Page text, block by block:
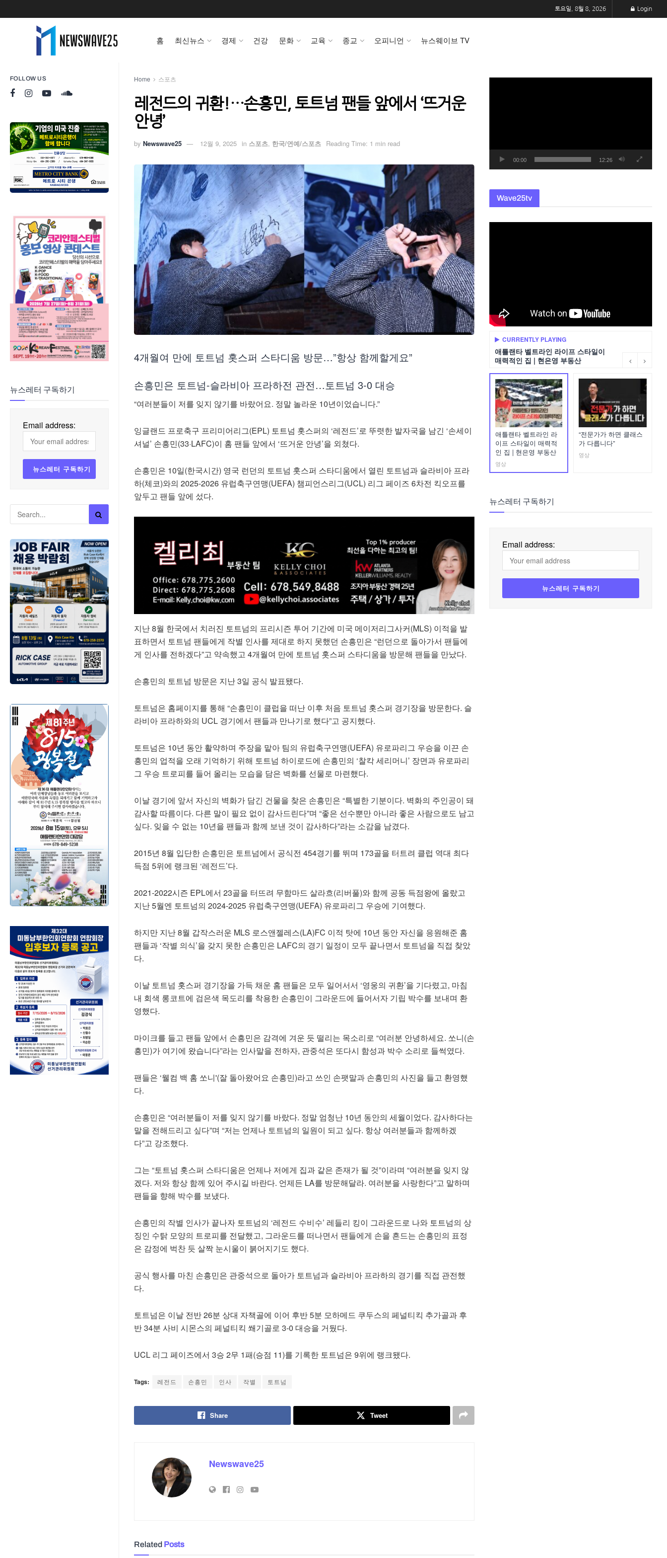
FOLLOW US
뉴스레터 구독하기
Email address:
토요일, 8월 8, 2026 Login
홈 최신뉴스 경제 건강 문화 교육 종교 오피니언 뉴스웨이브 TV
Home 스포츠
레전드의 귀환!…손흥민, 토트넘 팬들 앞에서 ‘뜨거운
안녕’
by Newswave25 12월 9, 2025 in 스포츠, 한국/연예/스포츠 Reading Time: 1 min read
4개월여 만에 토트넘 홋스퍼 스타디움 방문…”항상 함께할게요”
손흥민은 토트넘-슬라비아 프라하전 관전…토트넘 3-0 대승
“여러분들이 저를 잊지 않기를 바랐어요. 정말 놀라운 10년이었습니다.”
잉글랜드 프로축구 프리미어리그(EPL) 토트넘 홋스퍼의 ‘레전드’로 뚜렷한 발자국을 남긴 ‘손세이
셔널’ 손흥민(33·LAFC)이 홈 팬들 앞에서 ‘뜨거운 안녕’을 외쳤다.
손흥민은 10일(한국시간) 영국 런던의 토트넘 홋스퍼 스타디움에서 열린 토트넘과 슬라비아 프라
하(체코)와의 2025-2026 유럽축구연맹(UEFA) 챔피언스리그(UCL) 리그 페이즈 6차전 킥오프를
앞두고 팬들 앞에 섰다.
지난 8월 한국에서 치러진 토트넘의 프리시즌 투어 기간에 미국 메이저리그사커(MLS) 이적을 발
표하면서 토트넘 팬들에게 작별 인사를 제대로 하지 못했던 손흥민은 “런던으로 돌아가서 팬들에
게 인사를 전하겠다”고 약속했고 4개월여 만에 토트넘 홋스퍼 스타디움을 방문해 팬들을 만났다.
손흥민의 토트넘 방문은 지난 3일 공식 발표됐다.
토트넘은 홈페이지를 통해 “손흥민이 클럽을 떠난 이후 처음 토트넘 홋스퍼 경기장을 방문한다. 슬
라비아 프라하와의 UCL 경기에서 팬들과 만나기로 했다”고 공지했다.
토트넘은 10년 동안 활약하며 주장을 맡아 팀의 유럽축구연맹(UEFA) 유로파리그 우승을 이끈 손
흥민의 업적을 오래 기억하기 위해 토트넘 하이로드에 손흥민의 ‘찰칵 세리머니’ 장면과 유로파리
그 우승 트로피를 들어 올리는 모습을 담은 벽화를 선물로 마련했다.
이날 경기에 앞서 자신의 벽화가 담긴 건물을 찾은 손흥민은 “특별한 기분이다. 벽화의 주인공이 돼
감사할 따름이다. 다른 말이 필요 없이 감사드린다”며 “좋은 선수뿐만 아니라 좋은 사람으로도 남고
싶다. 잊을 수 없는 10년을 팬들과 함께 보낸 것이 감사하다”라는 소감을 남겼다.
2015년 8월 입단한 손흥민은 토트넘에서 공식전 454경기를 뛰며 173골을 터트려 클럽 역대 최다
득점 5위에 랭크된 ‘레전드’다.
2021-2022시즌 EPL에서 23골을 터뜨려 무함마드 살라흐(리버풀)와 함께 공동 득점왕에 올랐고
지난 5월엔 토트넘의 2024-2025 유럽축구연맹(UEFA) 유로파리그 우승에 기여했다.
하지만 지난 8월 갑작스러운 MLS 로스앤젤레스(LA)FC 이적 탓에 10년 동안 자신을 응원해준 홈
팬들과 ‘작별 의식’을 갖지 못한 손흥민은 LAFC의 경기 일정이 모두 끝나면서 토트넘을 직접 찾았
다.
이날 토트넘 홋스퍼 경기장을 가득 채운 홈 팬들은 모두 일어서서 ‘영웅의 귀환’을 기다렸고, 마침
내 회색 롱코트에 검은색 목도리를 착용한 손흥민이 그라운드에 들어서자 기립 박수를 보내며 환
영했다.
마이크를 들고 팬들 앞에서 손흥민은 감격에 겨운 듯 떨리는 목소리로 “여러분 안녕하세요. 쏘니(손
흥민)가 여기에 왔습니다”라는 인사말을 전하자, 관중석은 또다시 함성과 박수 소리로 들썩였다.
팬들은 ‘웰컴 백 홈 쏘니'(잘 돌아왔어요 손흥민)라고 쓰인 손팻말과 손흥민의 사진을 들고 환영했
다.
손흥민은 “여러분들이 저를 잊지 않기를 바랐다. 정말 엄청난 10년 동안의 세월이었다. 감사하다는
말을 전해드리고 싶다”며 “저는 언제나 토트넘의 일원이 되고 싶다. 항상 여러분들과 함께하겠
다”고 강조했다.
그는 “토트넘 홋스퍼 스타디움은 언제나 저에게 집과 같은 존재가 될 것”이라며 “여러분을 잊지 않
겠다. 저와 항상 함께 있어 주시길 바란다. 언제든 LA를 방문해달라. 여러분을 사랑한다”고 말하며
팬들을 향해 박수를 보냈다.
손흥민의 작별 인사가 끝나자 토트넘의 ‘레전드 수비수’ 레들리 킹이 그라운드로 나와 토트넘의 상
징인 수탉 모양의 트로피를 전달했고, 그라운드를 떠나면서 팬들에게 손을 흔드는 손흥민의 표정
은 감정에 벅찬 듯 살짝 눈시울이 붉어지기도 했다.
공식 행사를 마친 손흥민은 관중석으로 돌아가 토트넘과 슬라비아 프라하의 경기를 직접 관전했
다.
토트넘은 이날 전반 26분 상대 자책골에 이어 후반 5분 모하메드 쿠두스의 페널티킥 추가골과 후
반 34분 사비 시몬스의 페널티킥 쐐기골로 3-0 대승을 거뒀다.
UCL 리그 페이즈에서 3승 2무 1패(승점 11)를 기록한 토트넘은 9위에 랭크됐다.
Tags: 레전드 손흥민 인사 작별 토트넘
Share Tweet
Newswave25
Related Posts
00:00 12:26
Wave25tv
CURRENTLY PLAYING
애틀랜타 벨트라인 라이프 스타일이
매력적인 집 | 현은영 부동산
애틀랜타 벨트라인 라
이프 스타일이 매력적
인 집 | 현은영 부동산
영상
“전문가가 하면 클래스
가 다릅니다”
영상
뉴스레터 구독하기
Email address: